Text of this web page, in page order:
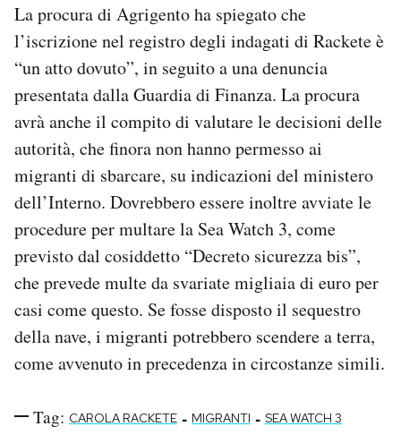
La procura di Agrigento ha spiegato che
l’iscrizione nel registro degli indagati di Rackete è
“un atto dovuto”, in seguito a una denuncia
presentata dalla Guardia di Finanza. La procura
avrà anche il compito di valutare le decisioni delle
autorità, che finora non hanno permesso ai
migranti di sbarcare, su indicazioni del ministero
dell’Interno. Dovrebbero essere inoltre avviate le
procedure per multare la Sea Watch 3, come
previsto dal cosiddetto “Decreto sicurezza bis”,
che prevede multe da svariate migliaia di euro per
casi come questo. Se fosse disposto il sequestro
della nave, i migranti potrebbero scendere a terra,
come avvenuto in precedenza in circostanze simili.
Tag: CAROLA RACKETE - MIGRANTI - SEA WATCH 3